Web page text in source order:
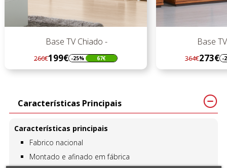
Base TV Chiado -
Regular
preço
364€273€
Preço -25%
Características Principais
Características principais
Fabrico nacional
Montado e afinado em fábrica